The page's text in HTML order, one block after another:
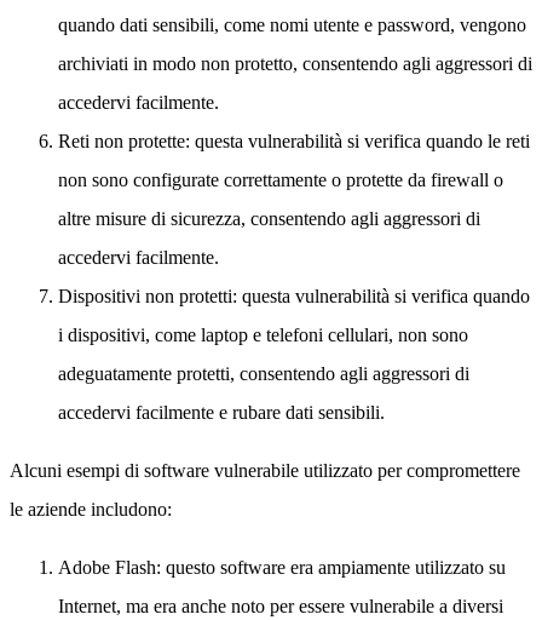
quando dati sensibili, come nomi utente e password, vengono
archiviati in modo non protetto, consentendo agli aggressori di
accedervi facilmente.
Reti non protette: questa vulnerabilità si verifica quando le reti
non sono configurate correttamente o protette da firewall o
altre misure di sicurezza, consentendo agli aggressori di
accedervi facilmente.
Dispositivi non protetti: questa vulnerabilità si verifica quando
i dispositivi, come laptop e telefoni cellulari, non sono
adeguatamente protetti, consentendo agli aggressori di
accedervi facilmente e rubare dati sensibili.
Alcuni esempi di software vulnerabile utilizzato per compromettere
le aziende includono:
Adobe Flash: questo software era ampiamente utilizzato su
Internet, ma era anche noto per essere vulnerabile a diversi